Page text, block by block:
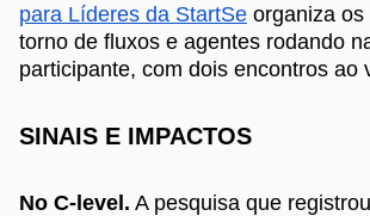
para Líderes da StartSe organiza os
torno de fluxos e agentes rodando
participante, com dois encontros ao
SINAIS E IMPACTOS
No C-level. A pesquisa que